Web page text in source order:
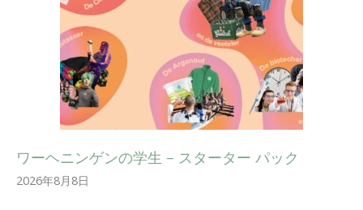
ワーヘニンゲンの学生 – スターター パック
2026年8月8日